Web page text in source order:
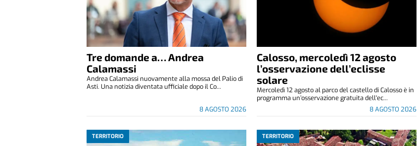
Tre domande a… Andrea
Calamassi
8 AGOSTO 2026
Andrea Calamassi nuovamente alla mossa del Palio di
Asti. Una notizia diventata ufficiale dopo il Co...
Calosso, mercoledì 12 agosto
l’osservazione dell’eclisse
solare
8 AGOSTO 2026
Mercoledì 12 agosto al parco del castello di Calosso è in
programma un’osservazione gratuita dell'ec...
TERRITORIO TERRITORIO